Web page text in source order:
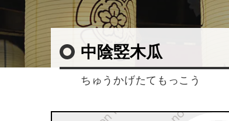
中陰竪木瓜
ちゅうかげたてもっこう